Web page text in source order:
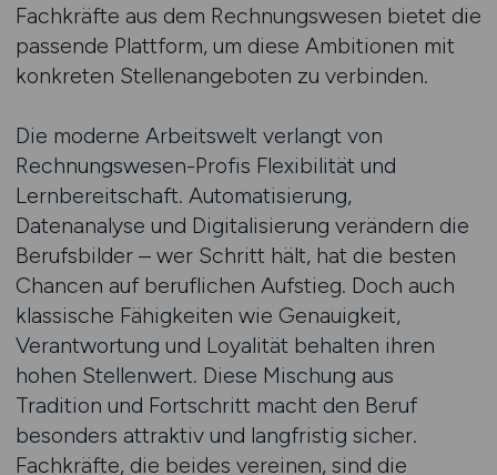
Fachkräfte aus dem Rechnungswesen bietet die
passende Plattform, um diese Ambitionen mit
konkreten Stellenangeboten zu verbinden.
Die moderne Arbeitswelt verlangt von
Rechnungswesen-Profis Flexibilität und
Lernbereitschaft. Automatisierung,
Datenanalyse und Digitalisierung verändern die
Berufsbilder – wer Schritt hält, hat die besten
Chancen auf beruflichen Aufstieg. Doch auch
klassische Fähigkeiten wie Genauigkeit,
Verantwortung und Loyalität behalten ihren
hohen Stellenwert. Diese Mischung aus
Tradition und Fortschritt macht den Beruf
besonders attraktiv und langfristig sicher.
Fachkräfte, die beides vereinen, sind die